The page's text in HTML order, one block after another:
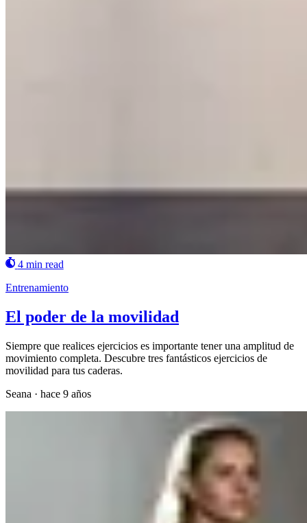
4 min read
Entrenamiento
El poder de la movilidad
Siempre que realices ejercicios es importante tener una amplitud de
movimiento completa. Descubre tres fantásticos ejercicios de
movilidad para tus caderas.
Seana · hace 9 años